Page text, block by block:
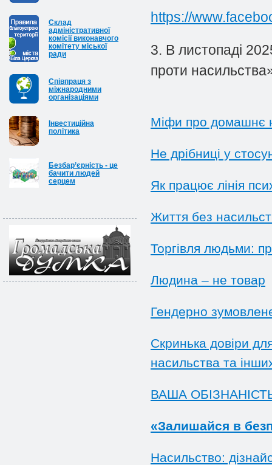
Cклад
адміністративної
комісії виконавчого
комітету міської
ради
Співпраця з
міжнародними
організаціями
Інвестиційна
політика
Безбар’єрність - це
бачити людей
серцем
https://
3. В листопаді
проти
Міфи про домашнє
Не дрібниці у
Як працює лінія
Життя без
Торгівля людьми:
Людина – не товар
Гендерно
Скринька довіри
насильства та
ВАША
«Залишайся в
Насильство: